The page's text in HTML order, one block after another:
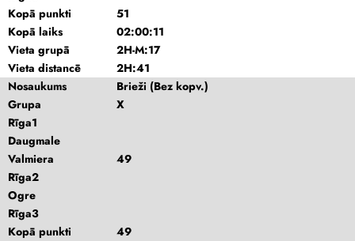
Kopā punkti
51
Kopā laiks
02:00:11
Vieta grupā
2H-M:17
Vieta distancē
2H:41
Nosaukums
Brieži (Bez kopv.)
Grupa
X
Rīga1
Daugmale
Valmiera
49
Rīga2
Ogre
Rīga3
Kopā punkti
49